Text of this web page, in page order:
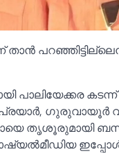
പാലിയേക്കര
ഗുരുവായൂര്‍
തൃശൂരുമായി
ഇപ്പോള്‍